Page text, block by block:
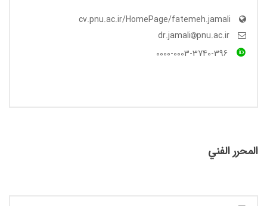
cv.pnu.ac.ir/HomePage/fatemeh.jamali
pnu.ac.ir
0000-0003-3740-396
المحرر الفني